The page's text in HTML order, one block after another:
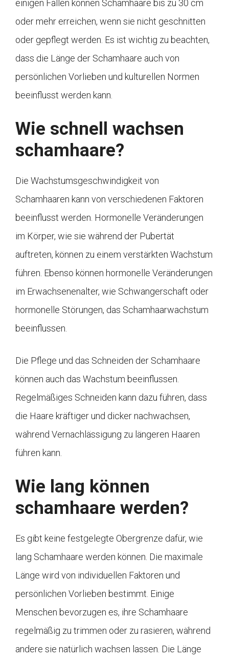
einigen Fällen können Schamhaare bis zu 30 cm
oder mehr erreichen, wenn sie nicht geschnitten
oder gepflegt werden. Es ist wichtig zu beachten,
dass die Länge der Schamhaare auch von
persönlichen Vorlieben und kulturellen Normen
beeinflusst werden kann.
Wie schnell wachsen
schamhaare?
Die Wachstumsgeschwindigkeit von
Schamhaaren kann von verschiedenen Faktoren
beeinflusst werden. Hormonelle Veränderungen
im Körper, wie sie während der Pubertät
auftreten, können zu einem verstärkten Wachstum
führen. Ebenso können hormonelle Veränderungen
im Erwachsenenalter, wie Schwangerschaft oder
hormonelle Störungen, das Schamhaarwachstum
beeinflussen.
Die Pflege und das Schneiden der Schamhaare
können auch das Wachstum beeinflussen.
Regelmäßiges Schneiden kann dazu führen, dass
die Haare kräftiger und dicker nachwachsen,
während Vernachlässigung zu längeren Haaren
führen kann.
Wie lang können
schamhaare werden?
Es gibt keine festgelegte Obergrenze dafür, wie
lang Schamhaare werden können. Die maximale
Länge wird von individuellen Faktoren und
persönlichen Vorlieben bestimmt. Einige
Menschen bevorzugen es, ihre Schamhaare
regelmäßig zu trimmen oder zu rasieren, während
andere sie natürlich wachsen lassen. Die Länge